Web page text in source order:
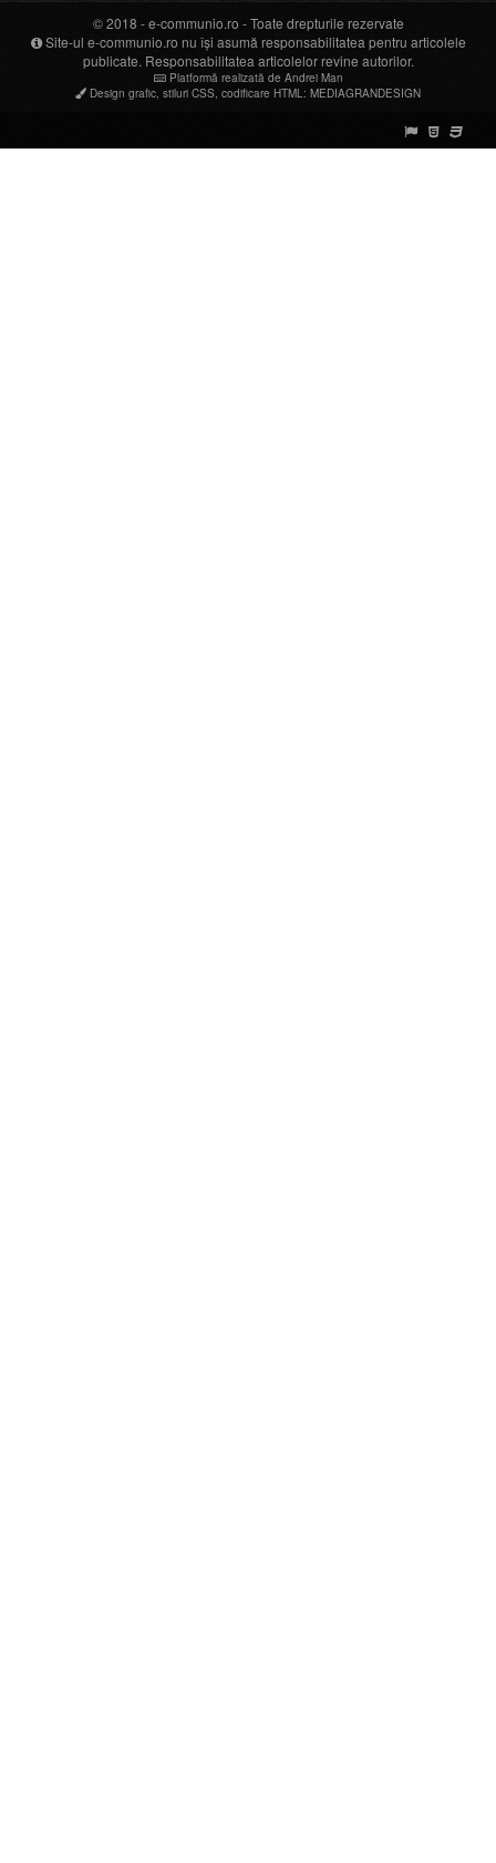
© 2018 -e-communio.ro - Toate drepturile rezervate
Site-ul e-communio.ro nu își asumă responsabilitatea pentru articolele
publicate. Responsabilitatea articolelor revine autorilor.
Platformă realizată de Andrei Man
Design grafic, stiluri CSS, codificare HTML: MEDIAGRANDESIGN